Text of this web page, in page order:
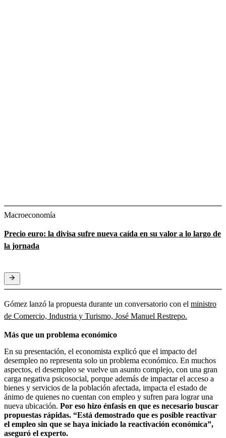
Macroeconomía
Precio euro: la divisa sufre nueva caída en su valor a lo largo de
la jornada
Gómez lanzó la propuesta durante un conversatorio con el ministro
de Comercio, Industria y Turismo, José Manuel Restrepo.
Más que un problema económico
En su presentación, el economista explicó que el impacto del
desempleo no representa solo un problema económico. En muchos
aspectos, el desempleo se vuelve un asunto complejo, con una gran
carga negativa psicosocial, porque además de impactar el acceso a
bienes y servicios de la población afectada, impacta el estado de
ánimo de quienes no cuentan con empleo y sufren para lograr una
nueva ubicación. Por eso hizo énfasis en que es necesario buscar
propuestas rápidas. “Está demostrado que es posible reactivar
el empleo sin que se haya iniciado la reactivación económica”,
aseguró el experto.